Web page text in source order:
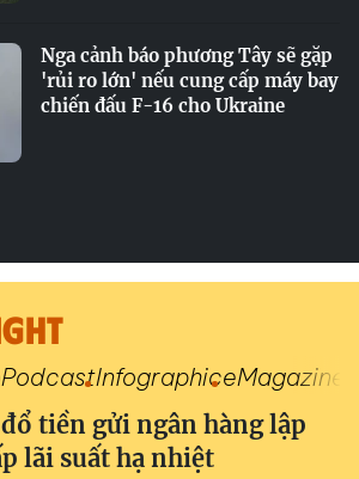
Nga cảnh báo phương Tây sẽ gặp
'rủi ro lớn' nếu cung cấp máy bay
chiến đấu F-16 cho Ukraine
PodcastInfographiceMagazine
tiền gửi ngân hàng lập
lãi suất hạ nhiệt